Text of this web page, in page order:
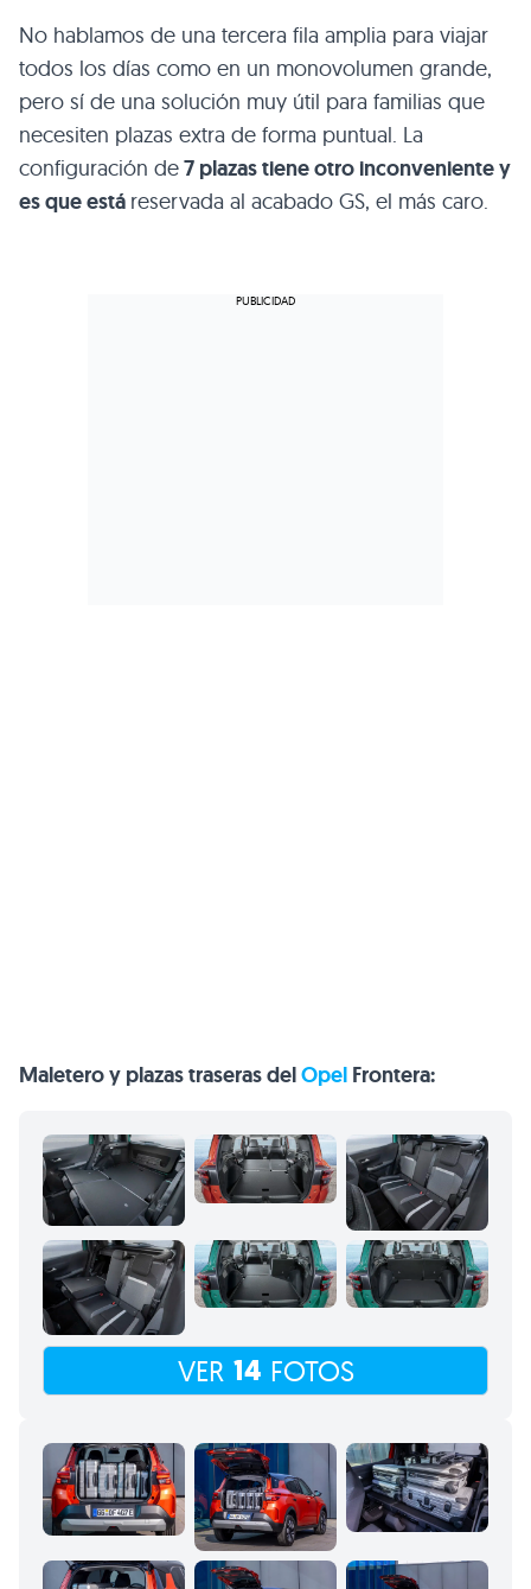
No hablamos de una tercera fila amplia para viajar
todos los días como en un monovolumen grande,
pero sí de una solución muy útil para familias que
necesiten plazas extra de forma puntual. La
configuración de7 plazas tiene otro inconveniente y
es que está reservada al acabado GS, el más caro.
Maletero y plazas traseras delOpel Frontera:
VER 14 FOTOS